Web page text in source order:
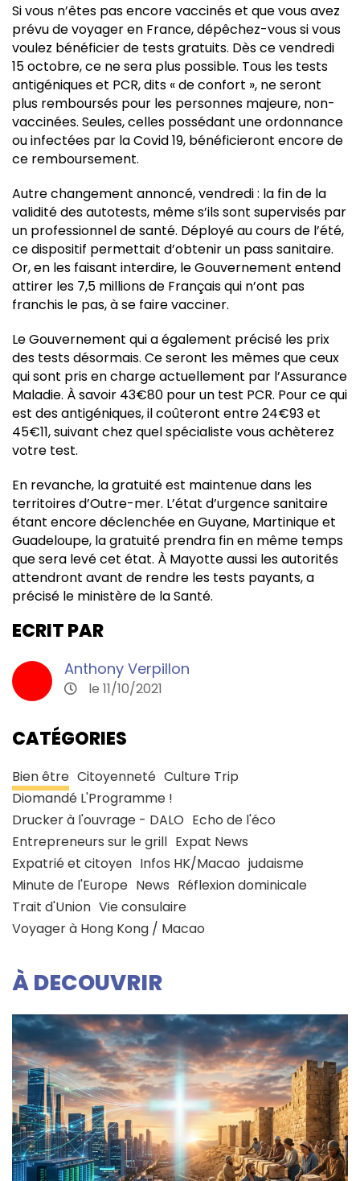
Si vous n’êtes pas encore vaccinés et que vous avez
prévu de voyager en France, dépêchez-vous si vous
voulez bénéficier de tests gratuits. Dès ce vendredi
15 octobre, ce ne sera plus possible. Tous les tests
antigéniques et PCR, dits « de confort », ne seront
plus remboursés pour les personnes majeure, non-
vaccinées. Seules, celles possédant une ordonnance
ou infectées par la Covid 19, bénéficieront encore de
ce remboursement.
Autre changement annoncé, vendredi : la fin de la
validité des autotests, même s’ils sont supervisés par
un professionnel de santé. Déployé au cours de l’été,
ce dispositif permettait d’obtenir un pass sanitaire.
Or, en les faisant interdire, le Gouvernement entend
attirer les 7,5 millions de Français qui n’ont pas
franchis le pas, à se faire vacciner.
Le Gouvernement qui a également précisé les prix
des tests désormais. Ce seront les mêmes que ceux
qui sont pris en charge actuellement par l’Assurance
Maladie. À savoir 43€80 pour un test PCR. Pour ce qui
est des antigéniques, il coûteront entre 24€93 et
45€11, suivant chez quel spécialiste vous achèterez
votre test.
En revanche, la gratuité est maintenue dans les
territoires d’Outre-mer. L’état d’urgence sanitaire
étant encore déclenchée en Guyane, Martinique et
Guadeloupe, la gratuité prendra fin en même temps
que sera levé cet état. À Mayotte aussi les autorités
attendront avant de rendre les tests payants, a
précisé le ministère de la Santé.
ECRIT PAR
Anthony Verpillon
le 11/10/2021
CATÉGORIES
Bien être Citoyenneté Culture Trip
Diomandé L'Programme !
Drucker à l'ouvrage - DALO Echo de l'éco
Entrepreneurs sur le grill Expat News
Expatrié et citoyen Infos HK/Macao judaisme
Minute de l'Europe News Réflexion dominicale
Trait d'Union Vie consulaire
Voyager à Hong Kong / Macao
À DECOUVRIR